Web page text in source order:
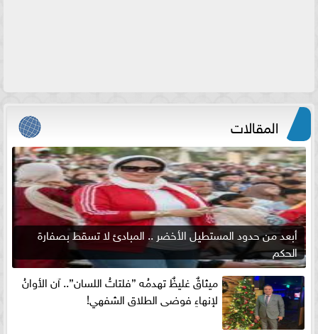
المقالات
أبعد من حدود المستطيل الأخضر .. المبادئ لا تسقط بصفارة
الحكم
ميثاقٌ غليظٌ تهدمُه ”فلتاتُ اللسان”.. آن الأوانُ
لإنهاءِ فوضى الطلاق الشفهي!